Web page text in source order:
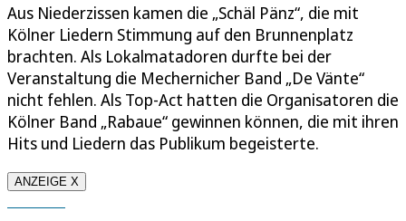
Aus Niederzissen kamen die „Schäl Pänz“, die mit
Kölner Liedern Stimmung auf den Brunnenplatz
brachten. Als Lokalmatadoren durfte bei der
Veranstaltung die Mechernicher Band „De Vänte“
nicht fehlen. Als Top-Act hatten die Organisatoren die
Kölner Band „Rabaue“ gewinnen können, die mit ihren
Hits und Liedern das Publikum begeisterte.
ANZEIGE X